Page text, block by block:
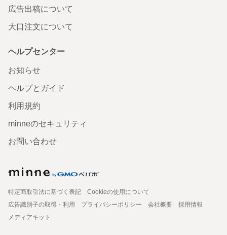
広告出稿について
大口注文について
ヘルプセンター
お知らせ
ヘルプとガイド
利用規約
minneのセキュリティ
お問い合わせ
特定商取引法に基づく表記
Cookieの使用について
広告識別子の取得・利用
プライバシーポリシー 会社概要
採用情報
メディアキット